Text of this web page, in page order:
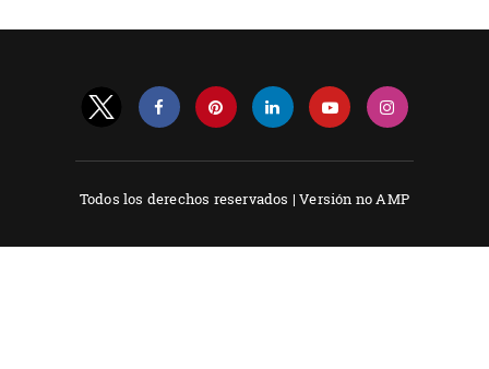
Todos los derechos reservados |Versión no AMP